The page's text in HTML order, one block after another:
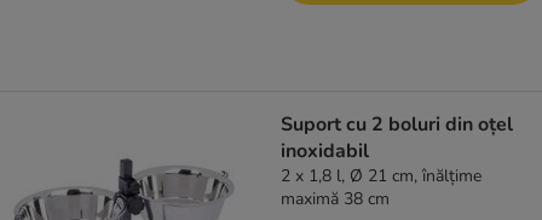
Suport cu 2 boluri din oțel
inoxidabil
2 x 1,8 l, Ø 21 cm, înălțime
maximă 38 cm